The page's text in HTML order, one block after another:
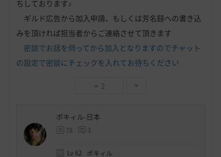
ちしております♪
ギルド広告から加入申請、もしくは芳名録への書き込
みを頂ければ担当者からご連絡させて頂きます
密談でお話を伺ってから加入となりますのでチャット
の設定で密談にチェックを入れてお待ちください
2
ポキィル-日本
78 3
Lv 62 ポキィル